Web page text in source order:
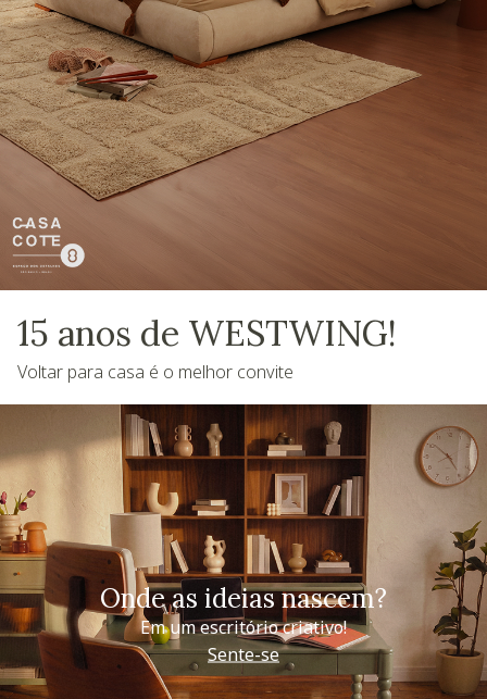
15 anos de WESTWING!
Voltar para casa é o melhor convite
Onde as ideias nascem?
Em um escritório criativo!
Sente-se